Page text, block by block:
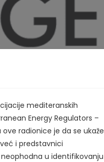
mediteranskih
Energy Regulators –
ove radionice je da se ukaže
i predstavnici
u identifikovanju